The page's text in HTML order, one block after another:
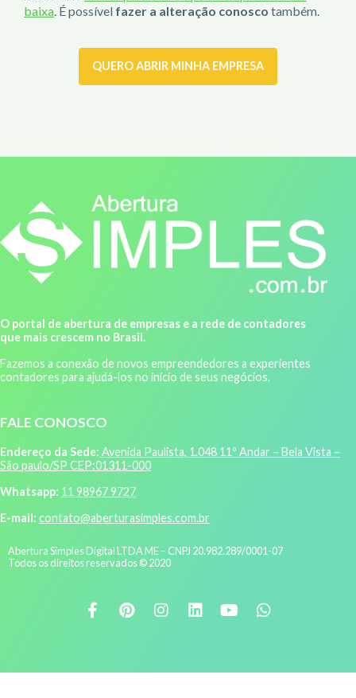
baixa. É possível fazer a alteração conosco também.
QUERO ABRIR MINHA EMPRESA
O portal de abertura de empresas e a rede de contadores
que mais crescem no Brasil.
Fazemos a conexão de novos empreendedores a experientes
contadores para ajudá-los no início de seus negócios.
FALE CONOSCO
Endereço da Sede: Avenida Paulista, 1.048 11º Andar – Bela Vista –
São paulo/SP CEP:01311-000
Whatsapp: 11 98967 9727
E-mail: contato@aberturasimples.com.br
Abertura Simples Digital LTDA ME – CNPJ 20.982.289/0001-07
Todos os direitos reservados © 2020